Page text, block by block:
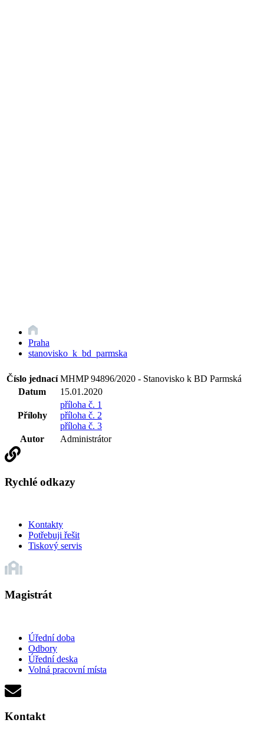
Praha
stanovisko_k_bd_parmska
Číslo jednací MHMP 94896/2020 - Stanovisko k BD Parmská
Datum
15.01.2020
Přílohy
příloha č. 1
příloha č. 2
příloha č. 3
Autor
Administrátor
Rychlé odkazy
Kontakty
Potřebuji řešit
Tiskový servis
Magistrát
Úřední doba
Odbory
Úřední deska
Volná pracovní místa
Kontakt